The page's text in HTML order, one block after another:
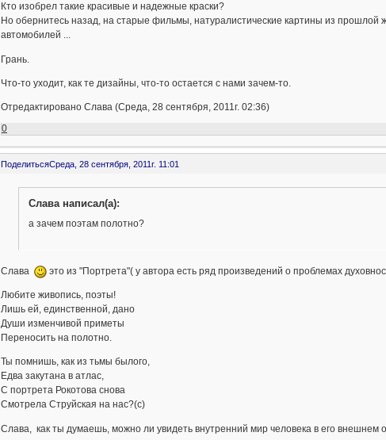
Кто изобрел такие красивые и надежные краски?
Но обернитесь назад, на старые фильмы, натуралистические картины из
автомобилей ...
Грань.
Что-то уходит, как те дизайны, что-то остается с нами зачем-то.
Отредактировано Слава (Среда, 28 сентября, 2011г. 02:36)
0
ПоделитьсяСреда, 28 сентября, 2011г. 11:01
Слава написал(а):
а зачем поэтам полотно?
Слава это из "Портрета"( у автора есть ряд произведений о проблемах
Любите живопись, поэты!
Лишь ей, единственной, дано
Души изменчивой приметы
Переносить на полотно.
Ты помнишь, как из тьмы былого,
Едва закутана в атлас,
С портрета Рокотова снова
Смотрела Струйская на нас?(с)
Слава, как ты думаешь, можно ли увидеть внутренний мир человека в его внешнем